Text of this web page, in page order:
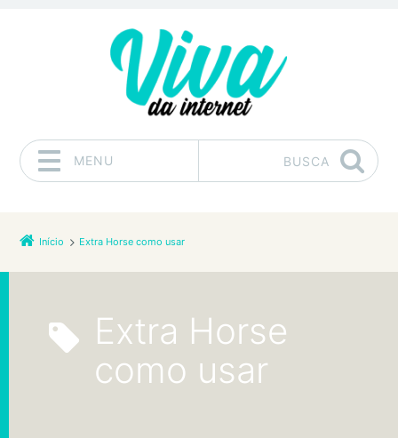
MENU BUSCA
Início Extra Horse como usar
Extra Horse
como usar